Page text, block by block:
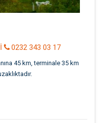
0232 343 03 17
45 km, terminale 35 km